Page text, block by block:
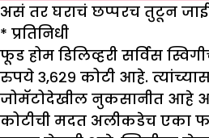
असं तर घराचं छप्परच तुटून
* प्रतिनिधी
फूड होम डिलिव्हरी सर्विस
रुपये ३,६२९ कोटी आहे.
जोमॅटोदेखील नुकसानीत आहे
कोटीची मदत अलीकडेच एका